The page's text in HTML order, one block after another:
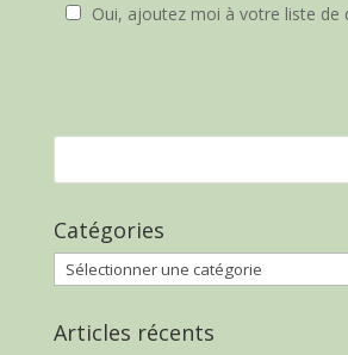
Oui, ajoutez moi à votre liste de
Catégories
Catégories
Articles récents